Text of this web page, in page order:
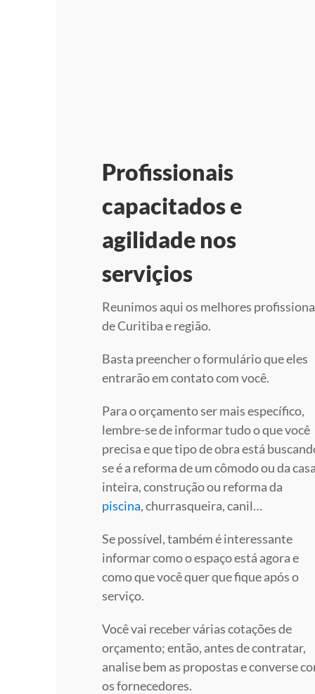
Profissionais
capacitados e
agilidade nos
serviçios
Reunimos aqui os melhores
de Curitiba e região.
Basta preencher o formulário que eles
entrarão em contato com você.
Para o orçamento ser mais específico,
lembre-se de informar tudo o que você
precisa e que tipo de obra está
se é a reforma de um cômodo ou da
inteira, construção ou reforma da
piscina, churrasqueira, canil…
Se possível, também é interessante
informar como o espaço está agora e
como que você quer que fique após o
serviço.
Você vai receber várias cotações de
orçamento; então, antes de contratar,
analise bem as propostas e converse
os fornecedores.